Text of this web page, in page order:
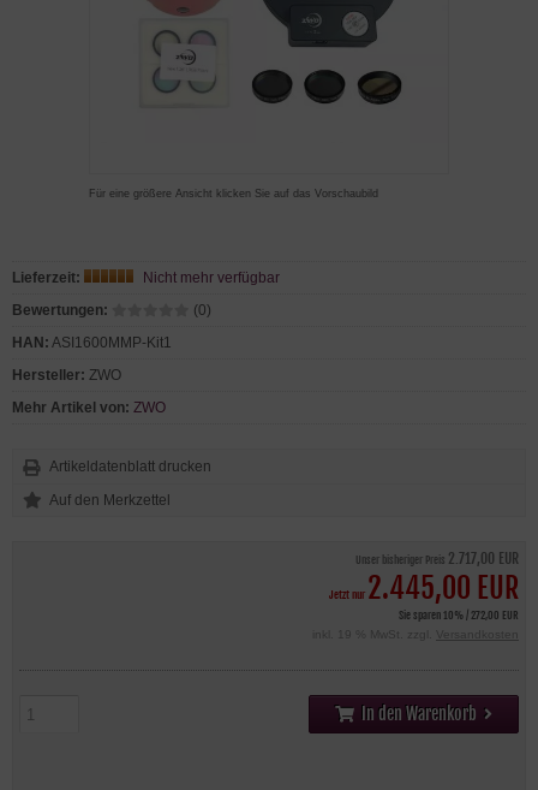
Für eine größere Ansicht klicken Sie auf das Vorschaubild
Unser bisheriger Preis 2.717,00 EUR
Jetzt nur 2.445,00 EUR
Sie sparen 10% / 272,00 EUR
inkl. 19 % MwSt. zzgl.
Versandkosten
In den Warenkorb
Lieferzeit:
Nicht mehr verfügbar
Bewertungen:
(0)
HAN: ASI1600MMP-Kit1
Hersteller: ZWO
Mehr Artikel von: ZWO
Artikeldatenblatt drucken